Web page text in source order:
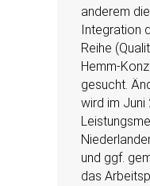
anderem
Integration
Reihe
Hemm-
gesucht.
wird im Juni
und ggf.
das